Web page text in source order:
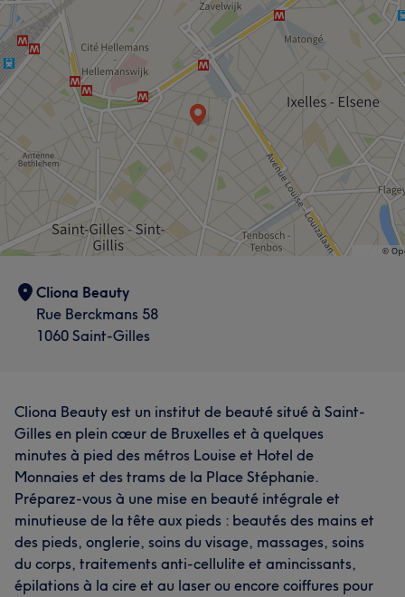
Cliona Beauty
Rue Berckmans 58
1060 Saint-Gilles
Cliona Beauty est un institut de beauté situé à Saint-
Gilles en plein cœur de Bruxelles et à quelques
minutes à pied des métros Louise et Hotel de
Monnaies et des trams de la Place Stéphanie.
Préparez-vous à une mise en beauté intégrale et
minutieuse de la tête aux pieds : beautés des mains et
des pieds, onglerie, soins du visage, massages, soins
du corps, traitements anti-cellulite et amincissants,
épilations à la cire et au laser ou encore coiffures pour